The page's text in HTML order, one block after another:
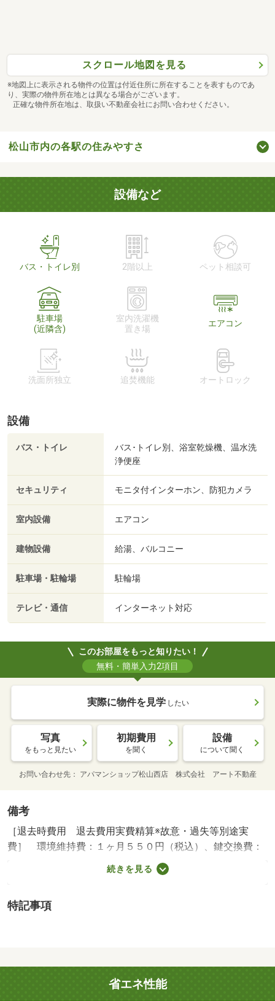
スクロール地図を見る
※地図上に表示される物件の位置は付近住所に所在することを表すものであ
り、実際の物件所在地とは異なる場合がございます。
正確な物件所在地は、取扱い不動産会社にお問い合わせください。
松山市内の各駅の住みやすさ
設備など
バス・トイレ別 2階以上 ペット相談可
駐車場
(近隣含)
室内洗濯機
置き場
エアコン
洗面所独立 追焚機能 オートロック
設備
バス・トイレ
バス･トイレ別、浴室乾燥機、温水洗
浄便座
セキュリティ モニタ付インターホン、防犯カメラ
室内設備 エアコン
建物設備 給湯、バルコニー
駐車場・駐輪場 駐輪場
テレビ・通信 インターネット対応
このお部屋をもっと知りたい！
無料・簡単入力2項目
実際に物件を見学 したい
写真
をもっと見たい
初期費用
を聞く
設備
について聞く
お問い合わせ先 アパマンショップ松山西店 株式会社 アート不動産
備考
［退去時費用 退去費用実費精算※故意・過失等別途実
費］ 環境維持費：１ヶ月５５０円（税込）、鍵交換費：
ご契約時１６５００円（税込）、退去時清掃費：５２２５
０円（税込）、インターネット利用料：有料、更新手数
０９６９３１３・賃貸保証等：加入要（家賃等の１００％
なし・駐輪場：有
続きを見る
特記事項
省エネ性能